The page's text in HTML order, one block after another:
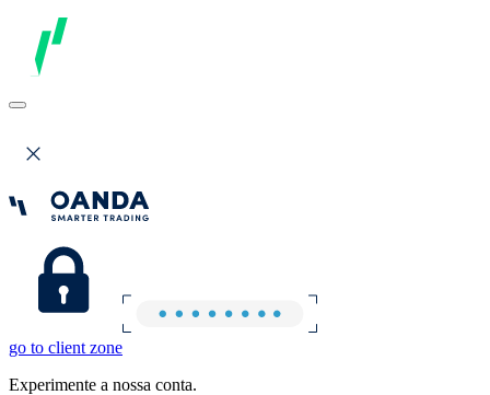
go to client zone
Experimente a nossa conta.